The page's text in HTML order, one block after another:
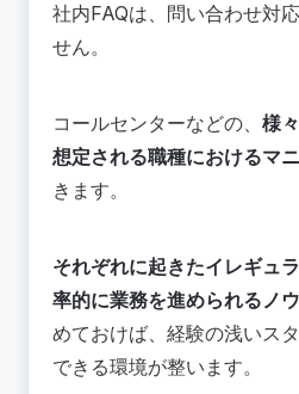
社内FAQは、問い合わせ対
せん。
コールセンターなどの、 様
想定される職種におけるマ
きます。
それぞれに起きたイレギュ
率的に業務を進められるノ
めておけば、経験の浅いス
できる環境が整います。